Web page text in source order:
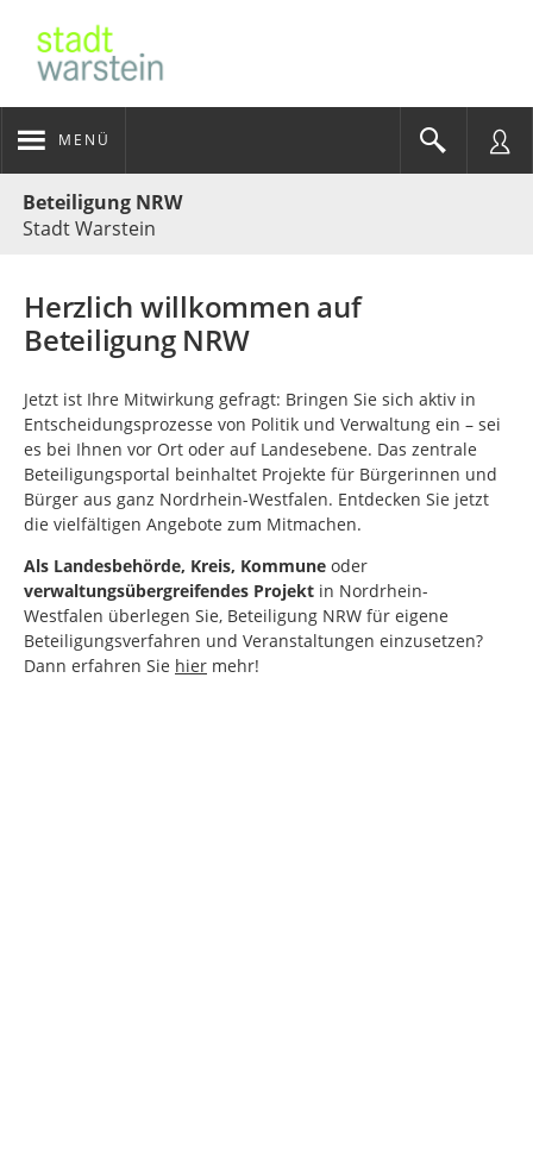
MENÜ
Beteiligung NRW
Stadt Warstein
Herzlich willkommen auf
Beteiligung NRW
Jetzt ist Ihre Mitwirkung gefragt: Bringen Sie sich aktiv in
Entscheidungsprozesse von Politik und Verwaltung ein – sei
es bei Ihnen vor Ort oder auf Landesebene. Das zentrale
Beteiligungsportal beinhaltet Projekte für Bürgerinnen und
Bürger aus ganz Nordrhein-Westfalen. Entdecken Sie jetzt
die vielfältigen Angebote zum Mitmachen.
Als Landesbehörde, Kreis, Kommune oder
verwaltungsübergreifendes Projekt in Nordrhein-
Westfalen überlegen Sie, Beteiligung NRW für eigene
Beteiligungsverfahren und Veranstaltungen einzusetzen?
Dann erfahren Sie hier mehr!